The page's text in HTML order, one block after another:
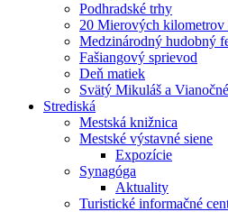
Podhradské trhy
20 Mierových kilometrov
Medzinárodný hudobný
Fašiangový sprievod
Deň matiek
Svätý Mikuláš a
Strediská
Mestská knižnica
Mestské výstavné siene
Expozície
Synagóga
Aktuality
Turistické informačné